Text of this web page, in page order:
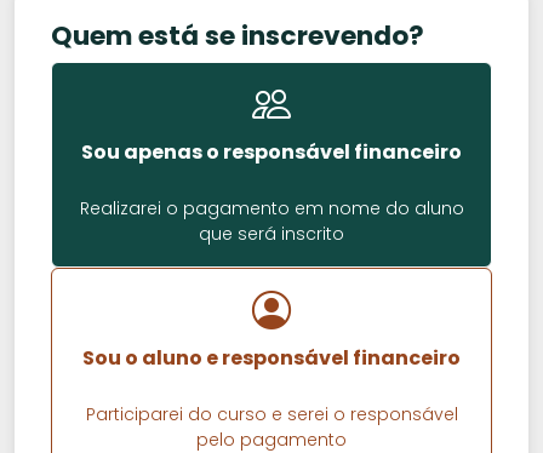
Quem está se inscrevendo?
Sou apenas o responsável financeiro
Realizarei o pagamento em nome do aluno
que será inscrito
Sou o aluno e responsável financeiro
Participarei do curso e serei o responsável
pelo pagamento